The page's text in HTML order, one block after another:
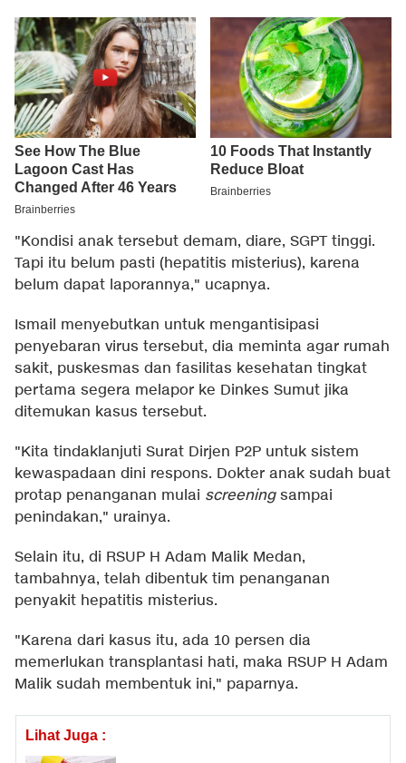
"Kondisi anak tersebut demam, diare, SGPT tinggi.
Tapi itu belum pasti (hepatitis misterius), karena
belum dapat laporannya," ucapnya.
Ismail menyebutkan untuk mengantisipasi
penyebaran virus tersebut, dia meminta agar rumah
sakit, puskesmas dan fasilitas kesehatan tingkat
pertama segera melapor ke Dinkes Sumut jika
ditemukan kasus tersebut.
"Kita tindaklanjuti Surat Dirjen P2P untuk sistem
kewaspadaan dini respons. Dokter anak sudah buat
protap penanganan mulai screeningsampai
penindakan," urainya.
Selain itu, di RSUP H Adam Malik Medan,
tambahnya, telah dibentuk tim penanganan
penyakit hepatitis misterius.
"Karena dari kasus itu, ada 10 persen dia
memerlukan transplantasi hati, maka RSUP H Adam
Malik sudah membentuk ini," paparnya.
Lihat Juga :